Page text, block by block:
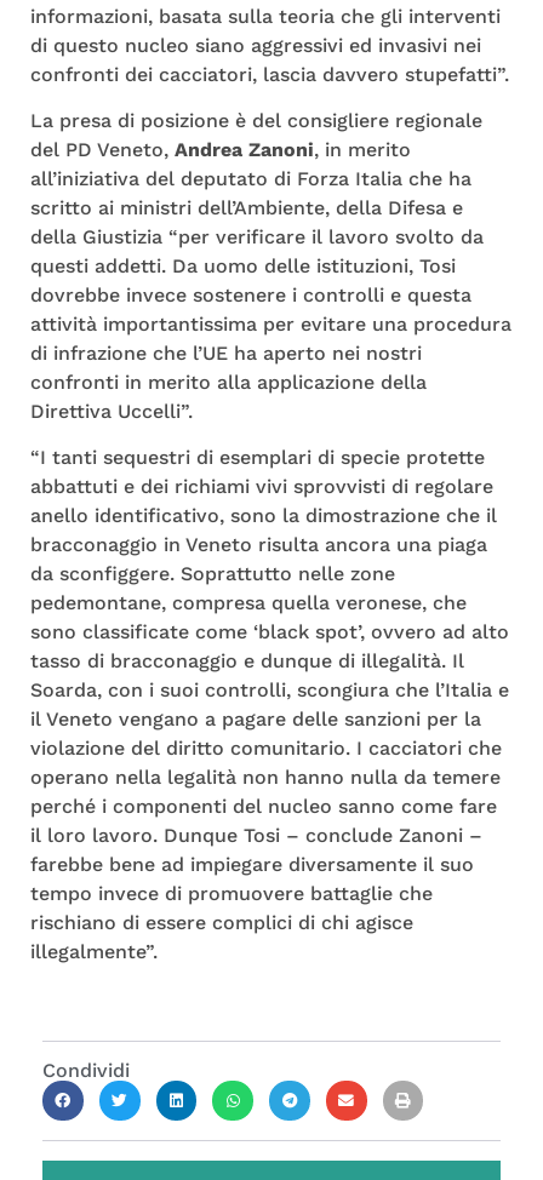
informazioni, basata sulla teoria che gli interventi
di questo nucleo siano aggressivi ed invasivi nei
confronti dei cacciatori, lascia davvero stupefatti”.
La presa di posizione è del consigliere regionale
del PD Veneto, Andrea Zanoni, in merito
all’iniziativa del deputato di Forza Italia che ha
scritto ai ministri dell’Ambiente, della Difesa e
della Giustizia “per verificare il lavoro svolto da
questi addetti. Da uomo delle istituzioni, Tosi
dovrebbe invece sostenere i controlli e questa
attività importantissima per evitare una procedura
di infrazione che l’UE ha aperto nei nostri
confronti in merito alla applicazione della
Direttiva Uccelli”.
“I tanti sequestri di esemplari di specie protette
abbattuti e dei richiami vivi sprovvisti di regolare
anello identificativo, sono la dimostrazione che il
bracconaggio in Veneto risulta ancora una piaga
da sconfiggere. Soprattutto nelle zone
pedemontane, compresa quella veronese, che
sono classificate come ‘black spot’, ovvero ad alto
tasso di bracconaggio e dunque di illegalità. Il
Soarda, con i suoi controlli, scongiura che l’Italia e
il Veneto vengano a pagare delle sanzioni per la
violazione del diritto comunitario. I cacciatori che
operano nella legalità non hanno nulla da temere
perché i componenti del nucleo sanno come fare
il loro lavoro. Dunque Tosi – conclude Zanoni –
farebbe bene ad impiegare diversamente il suo
tempo invece di promuovere battaglie che
rischiano di essere complici di chi agisce
illegalmente”.
Condividi